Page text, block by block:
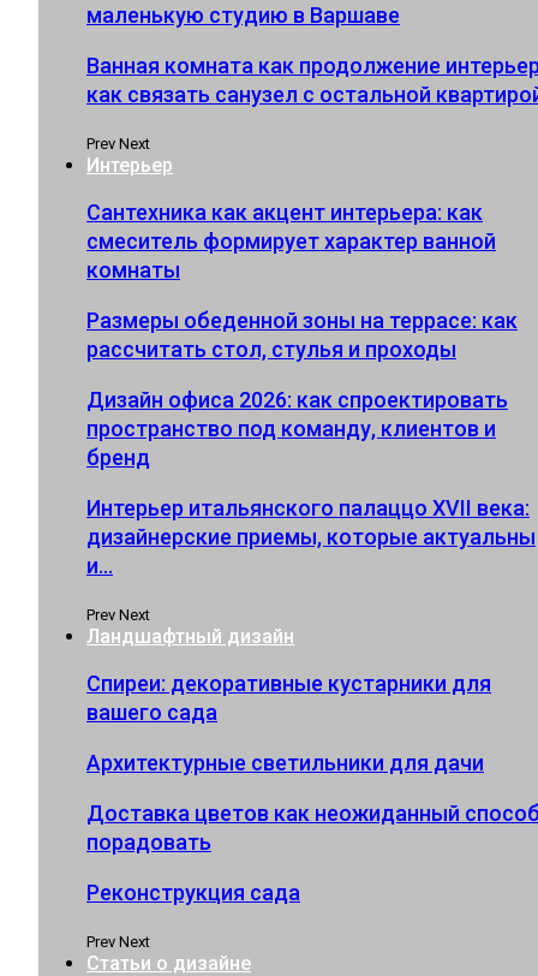
маленькую студию в Варшаве
Ванная комната как продолжение
как связать санузел с остальной
Prev Next
Интерьер
Сантехника как акцент интерьера: как
смеситель формирует характер ванной
комнаты
Размеры обеденной зоны на террасе: как
рассчитать стол, стулья и проходы
Дизайн офиса 2026: как спроектировать
пространство под команду, клиентов и
бренд
Интерьер итальянского палаццо XVII века:
дизайнерские приемы, которые актуальны
и…
Prev Next
Ландшафтный дизайн
Спиреи: декоративные кустарники для
вашего сада
Архитектурные светильники для дачи
Доставка цветов как неожиданный
порадовать
Реконструкция сада
Prev Next
Статьи о дизайне